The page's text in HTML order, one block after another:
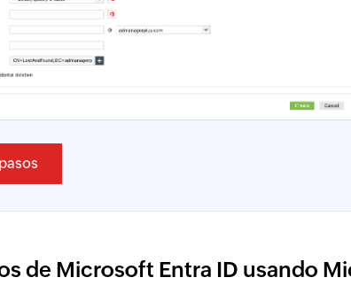
de Microsoft Entra ID usando